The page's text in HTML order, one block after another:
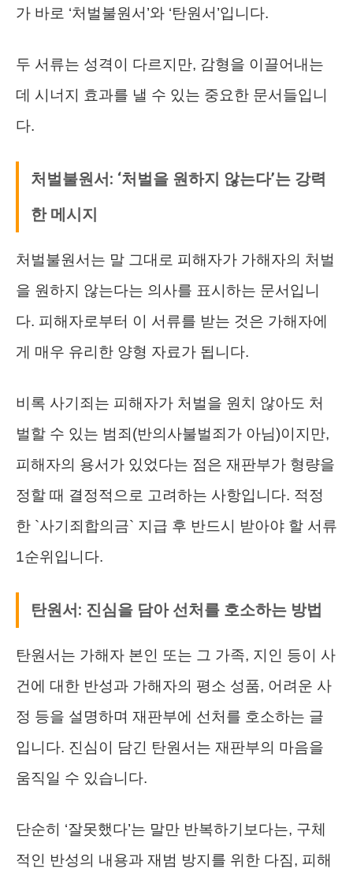
가 바로 ‘처벌불원서’와 ‘탄원서’입니다.
두 서류는 성격이 다르지만, 감형을 이끌어내는
데 시너지 효과를 낼 수 있는 중요한 문서들입니
다.
처벌불원서: ‘처벌을 원하지 않는다’는 강력
한 메시지
처벌불원서는 말 그대로 피해자가 가해자의 처벌
을 원하지 않는다는 의사를 표시하는 문서입니
다. 피해자로부터 이 서류를 받는 것은 가해자에
게 매우 유리한 양형 자료가 됩니다.
비록 사기죄는 피해자가 처벌을 원치 않아도 처
벌할 수 있는 범죄(반의사불벌죄가 아님)이지만,
피해자의 용서가 있었다는 점은 재판부가 형량을
정할 때 결정적으로 고려하는 사항입니다. 적정
한 `사기죄합의금` 지급 후 반드시 받아야 할 서류
1순위입니다.
탄원서: 진심을 담아 선처를 호소하는 방법
탄원서는 가해자 본인 또는 그 가족, 지인 등이 사
건에 대한 반성과 가해자의 평소 성품, 어려운 사
정 등을 설명하며 재판부에 선처를 호소하는 글
입니다. 진심이 담긴 탄원서는 재판부의 마음을
움직일 수 있습니다.
단순히 ‘잘못했다’는 말만 반복하기보다는, 구체
적인 반성의 내용과 재범 방지를 위한 다짐, 피해